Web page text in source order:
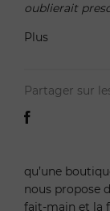
oublierait
Plus
Partager sur
qu’une
nous propose
fait-main et la